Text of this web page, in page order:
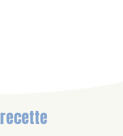
recette